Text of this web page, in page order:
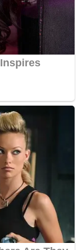
salah satu
dalam
seluruh
dan memasang
masing-
telah merebut
Suraukur saat
bendera yang
dalam
untuk
terkait
ini juga
dini (early
gangguan